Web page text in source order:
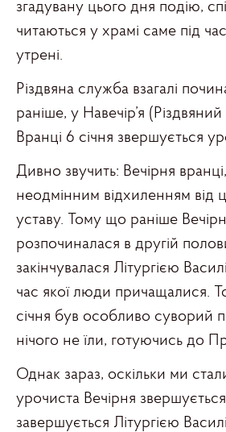
згадувану цього дня подію,
читаються у храмі саме під час
утрені.
Різдвяна служба взагалі
раніше, у Навечір’я (Різдвяний
Вранці 6 січня звершується
Дивно звучить: Вечірня
неодмінним відхиленням від
уставу. Тому що раніше
розпочиналася в другій
закінчувалася Літургією
час якої люди причащалися.
січня був особливо суворий
нічого не їли, готуючись до
Однак зараз, оскільки ми
урочиста Вечірня
завершується Літургією